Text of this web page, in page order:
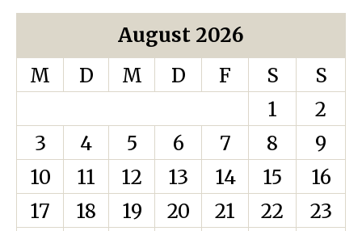
August 2026
M
D M D F S
S
1
2
3
4 5 6 7 8
9
10
11 12 13 14 15
16
17
18 19 20 21 22
23